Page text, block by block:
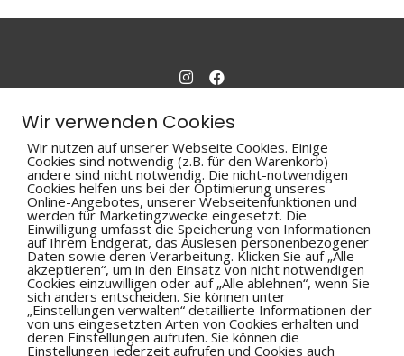
Wir verwenden Cookies
Wir nutzen auf unserer Webseite Cookies. Einige
Cookies sind notwendig (z.B. für den Warenkorb)
andere sind nicht notwendig. Die nicht-notwendigen
Cookies helfen uns bei der Optimierung unseres
Online-Angebotes, unserer Webseitenfunktionen und
werden für Marketingzwecke eingesetzt. Die
Einwilligung umfasst die Speicherung von Informationen
auf Ihrem Endgerät, das Auslesen personenbezogener
Daten sowie deren Verarbeitung. Klicken Sie auf „Alle
akzeptieren“, um in den Einsatz von nicht notwendigen
Cookies einzuwilligen oder auf „Alle ablehnen“, wenn Sie
sich anders entscheiden. Sie können unter
„Einstellungen verwalten“ detaillierte Informationen der
von uns eingesetzten Arten von Cookies erhalten und
deren Einstellungen aufrufen. Sie können die
Einstellungen jederzeit aufrufen und Cookies auch